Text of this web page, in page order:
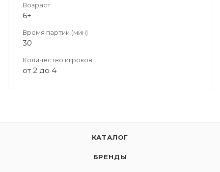
Возраст
6+
Время партии (мин)
30
Количество игроков
от 2 до 4
КАТАЛОГ
БРЕНДЫ